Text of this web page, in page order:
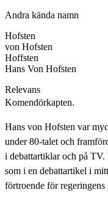
Andra kända namn
Hofsten
von Hofsten
Hoffsten
Hans Von Hofsten
Relevans
Komendörkapten.
Hans von Hofsten var
under 80-talet och
i debattartiklar och på
som i en debattartikel i
förtroende för